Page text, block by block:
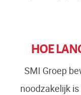
HOE
SMI Groep
noodzakelijk